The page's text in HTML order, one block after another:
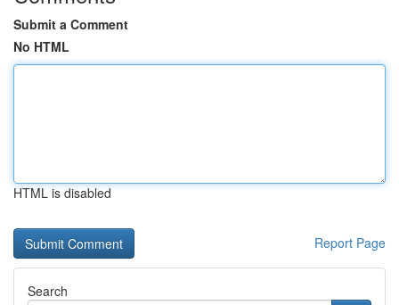
Submit a Comment
No HTML
HTML is disabled
Report Page
Search